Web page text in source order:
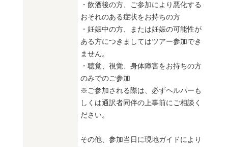
・飲酒後の方、ご参加により悪化する
おそれのある症状をお持ちの方
・妊娠中の方、または妊娠の可能性が
ある方につきましてはツアー参加でき
ません。
・聴覚、視覚、身体障害をお持ちの方
のみでのご参加
※ご参加される際は、必ずヘルパーも
しくは通訳者同伴の上事前にご相談く
ださい。
その他、参加当日に現地ガイドにより